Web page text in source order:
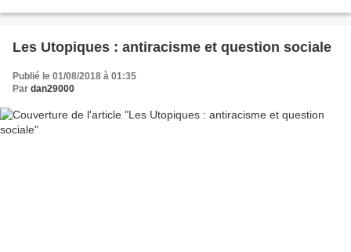
Les Utopiques : antiracisme et question sociale
Publié le 01/08/2018 à 01:35
Par dan29000